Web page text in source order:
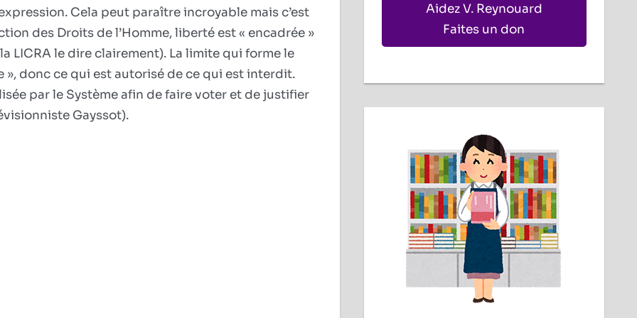
la
démocratie.
Que
pour
en
sortir.
Cela peut paraître incroyable mais c’est
des Droits de l’Homme, liberté est « encadrée »
LICRA le dire clairement). La limite qui forme le
», donc ce qui est autorisé de ce qui est interdit.
par le Système afin de faire voter et de justifier
Gayssot).
Aidez V. Reynouard
Faites un don